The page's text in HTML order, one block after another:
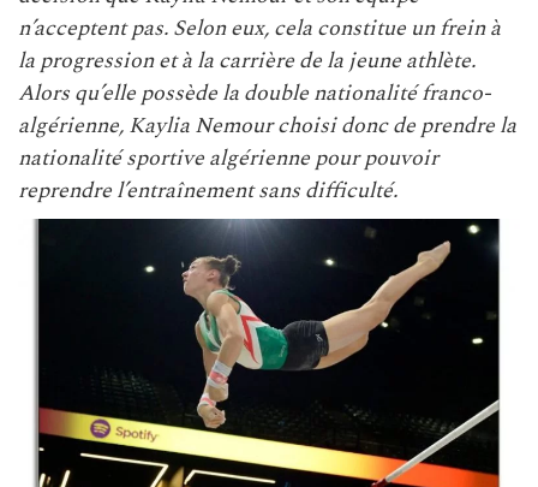
n’acceptent pas. Selon eux, cela constitue un frein à
la progression et à la carrière de la jeune athlète.
Alors qu’elle possède la double nationalité franco-
algérienne, Kaylia Nemour choisi donc de prendre la
nationalité sportive algérienne pour pouvoir
reprendre l’entraînement sans difficulté.